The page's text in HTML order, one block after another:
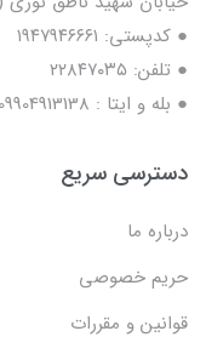
● کدپستی: ۱۹۴۷۹۴۶۶۶۱
● تلفن: ٢٢٨۴٧۰۳۵
● بله و ایتا : 09904913138
دسترسی سریع
درباره ما
حریم خصوصی
قوانین و مقررات